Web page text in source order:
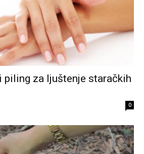
piling za ljuštenje staračkih
0